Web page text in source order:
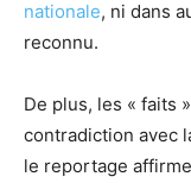
nationale, ni dans
reconnu.
De plus, les « faits
contradiction avec
le reportage